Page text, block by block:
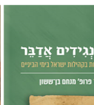
חגי בן-שמאי
מרים